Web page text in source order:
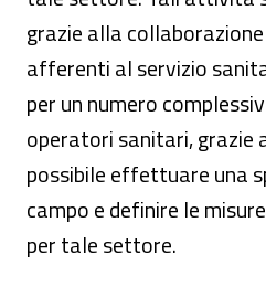
grazie alla
afferenti al servizio
per un numero
operatori sanitari, grazie
possibile effettuare una
campo e definire le
per tale settore.